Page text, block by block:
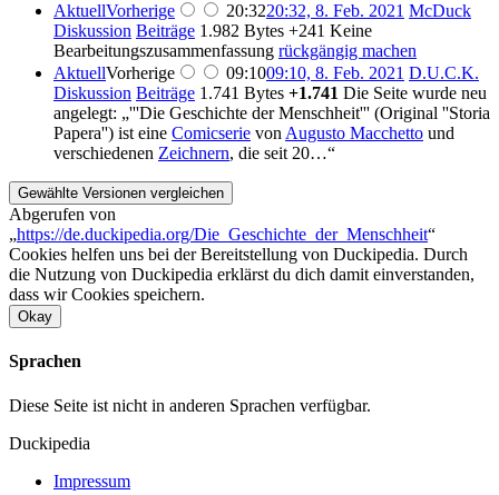
AktuellVorherige 20:3220:32, 8. Feb. 2021 McDuck
Diskussion Beiträge 1.982 Bytes +241 Keine
Bearbeitungszusammenfassung rückgängig machen
AktuellVorherige 09:1009:10, 8. Feb. 2021 D.U.C.K.
Diskussion Beiträge 1.741 Bytes +1.741 Die Seite wurde neu
angelegt: „'''Die Geschichte der Menschheit''' (Original ''Storia
Papera'') ist eine Comicserie von Augusto Macchetto und
verschiedenen Zeichnern, die seit 20…“
Abgerufen von
„https://de.duckipedia.org/Die_Geschichte_der_Menschheit“
Cookies helfen uns bei der Bereitstellung von Duckipedia. Durch
die Nutzung von Duckipedia erklärst du dich damit einverstanden,
dass wir Cookies speichern.
Okay
Sprachen
Diese Seite ist nicht in anderen Sprachen verfügbar.
Duckipedia
Impressum